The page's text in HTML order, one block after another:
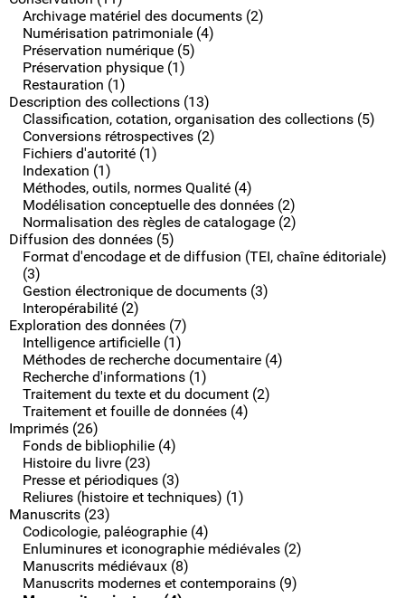
Archivage matériel des documents (2)
Numérisation patrimoniale (4)
Préservation numérique (5)
Préservation physique (1)
Restauration (1)
Description des collections (13)
Classification, cotation, organisation des collections (5)
Conversions rétrospectives (2)
Fichiers d'autorité (1)
Indexation (1)
Méthodes, outils, normes Qualité (4)
Modélisation conceptuelle des données (2)
Normalisation des règles de catalogage (2)
Diffusion des données (5)
Format d'encodage et de diffusion (TEI, chaîne éditoriale)
(3)
Gestion électronique de documents (3)
Interopérabilité (2)
Exploration des données (7)
Intelligence artificielle (1)
Méthodes de recherche documentaire (4)
Recherche d'informations (1)
Traitement du texte et du document (2)
Traitement et fouille de données (4)
Imprimés (26)
Fonds de bibliophilie (4)
Histoire du livre (23)
Presse et périodiques (3)
Reliures (histoire et techniques) (1)
Manuscrits (23)
Codicologie, paléographie (4)
Enluminures et iconographie médiévales (2)
Manuscrits médiévaux (8)
Manuscrits modernes et contemporains (9)